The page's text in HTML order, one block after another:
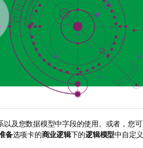
及您数据模型中字段的使用。或者，您可
备选项卡的商业逻辑下的逻辑模型中自定义